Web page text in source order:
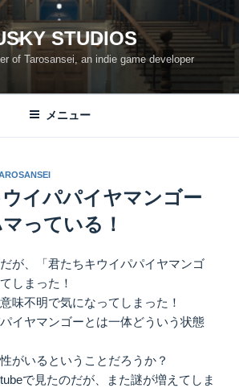
STUDIOS
of Tarosansei, an indie game developer
メニュー
ウイパパイヤマンゴー
っている！
が、「君たちキウイパパイヤマンゴ
しまった！
味不明で気になってしまった！
イヤマンゴーとは一体どういう状態
がいるということだろうか？
で見たのだが、また謎が増えてしま